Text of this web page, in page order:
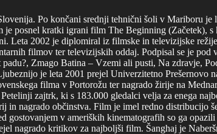
Po končani srednji tehnični šoli v Mariboru je
posnel kratki igrani film The Beginning (Začetek),
Leta 2002 je diplomiral iz filmske in televizijske
filmov ter televizijskih oddaj. Podpisal se je pod
Zmago Batina – Vzemi ali pusti, Na zdravje,
je leta 2001 prejel Univerzitetno Prešernovo
filma v Portorožu ter nagrado žirije na
zajtrk, ki s 183.000 gledalci velja za enega
in nagrado občinstva. Film je imel redno distribucijo
gostovanjem v ameriških kinematografih so ga
nagrado kritikov za najboljši film. Šanghaj je